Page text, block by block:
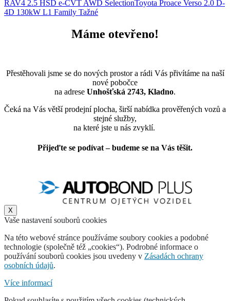
RAV4 2.5 HSD e-CVT AWD SelectionToyota Proace Verso 2.0 D-
4D 130kW L1 Family Tažné
Máme otevřeno!
Přestěhovali jsme se do nových prostor a rádi Vás přivítáme na naší
nové pobočce
na adrese Unhošťská 2743, Kladno.
Čeká na Vás větší prodejní plocha, širší nabídka prověřených vozů a
stejné služby,
na které jste u nás zvyklí.
Přijeďte se podívat – budeme se na Vás těšit.
X
Vaše nastavení souborů cookies
Na této webové stránce používáme soubory cookies a podobné
technologie (společně též „cookies“). Podrobné informace o
používání souborů cookies jsou uvedeny v Zásadách ochrany
osobních údajů.
Více informací